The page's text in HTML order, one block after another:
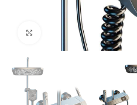
натисніть, щоб збільшити